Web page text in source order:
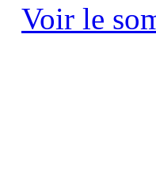
Voir le